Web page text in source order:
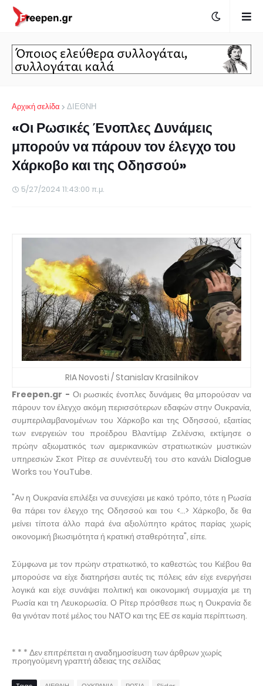
Αρχική σελίδα ΔΙΕΘΝΗ
«Οι Ρωσικές Ένοπλες Δυνάμεις
μπορούν να πάρουν τον έλεγχο του
Χάρκοβο και της Οδησσού»
5/27/2024 11:43:00 π.μ.
RIA Novosti / Stanislav Krasilnikov
Freepen.gr - Οι ρωσικές ένοπλες δυνάμεις θα μπορούσαν να
πάρουν τον έλεγχο ακόμη περισσότερων εδαφών στην Ουκρανία,
συμπεριλαμβανομένων του Χάρκοβο και της Οδησσού, εξαιτίας
των ενεργειών του προέδρου Βλαντίμιρ Ζελένσκι, εκτίμησε ο
πρώην αξιωματικός των αμερικανικών στρατιωτικών μυστικών
υπηρεσιών Σκοτ Ρίτερ σε συνέντευξή του στο κανάλι Dialogue
Works του YouTube.
"Αν η Ουκρανία επιλέξει να συνεχίσει με κακό τρόπο, τότε η Ρωσία
θα πάρει τον έλεγχο της Οδησσού και του <...> Χάρκοβο, δε θα
μείνει τίποτα άλλο παρά ένα αξιολύπητο κράτος παρίας χωρίς
οικονομική βιωσιμότητα ή κρατική σταθερότητα", είπε.
Σύμφωνα με τον πρώην στρατιωτικό, το καθεστώς του Κιέβου θα
μπορούσε να είχε διατηρήσει αυτές τις πόλεις εάν είχε ενεργήσει
λογικά και είχε συνάψει πολιτική και οικονομική συμμαχία με τη
Ρωσία και τη Λευκορωσία. Ο Ρίτερ πρόσθεσε πως η Ουκρανία δε
θα γινόταν ποτέ μέλος του ΝΑΤΟ και της ΕΕ σε καμία περίπτωση.
* * * Δεν επιτρέπεται η αναδημοσίευση των άρθρων χωρίς
προηγούμενη γραπτή άδειας της σελίδας